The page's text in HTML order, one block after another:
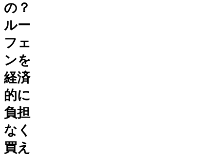
の？
ルー
フェ
ンを
経済
的に
負担
なく
買え